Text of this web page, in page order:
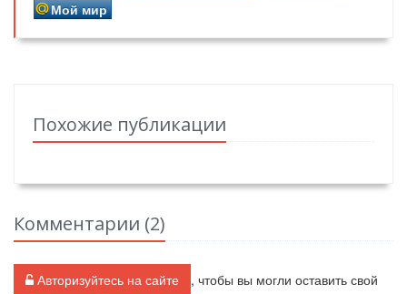
Мой мир
Похожие публикации
Комментарии (2)
Авторизуйтесь на сайте
, чтобы вы могли оставить свой